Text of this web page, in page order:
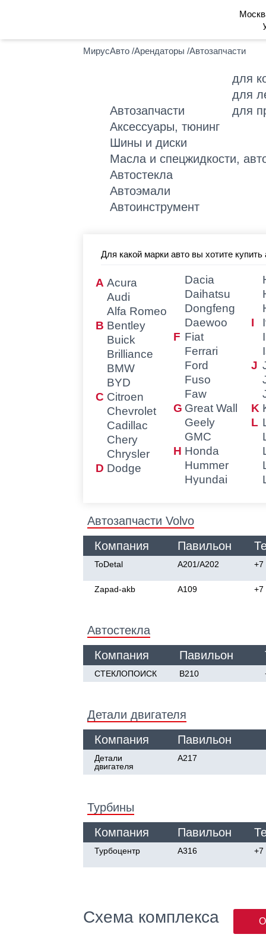
МирусАвто /Арендаторы /Автозапчасти
Автозапчасти
для
для
для
Аксессуары, тюнинг
Шины и диски
Масла и спецжидкости,
Автостекла
Автоэмали
Автоинструмент
Для какой марки авто вы хотите купить
Acura
Audi
Alfa Romeo
Bentley
Buick
Brilliance
BMW
BYD
Citroen
Chevrolet
Cadillac
Chery
Chrysler
Dodge
Dacia
Daihatsu
Dongfeng
Daewoo
Fiat
Ferrari
Ford
Fuso
Faw
Great Wall
Geely
GMC
Honda
Hummer
Hyundai
Автозапчасти Volvo
Компания
Павильон
ToDetal A201/А202 +7
Zapad-akb A109 +7
Автостекла
Компания
Павильон
СТЕКЛОПОИСК В210
Детали двигателя
Компания
Павильон
Детали
двигателя
А217
Турбины
Компания
Павильон
Турбоцентр А316 +7
Схема комплекса